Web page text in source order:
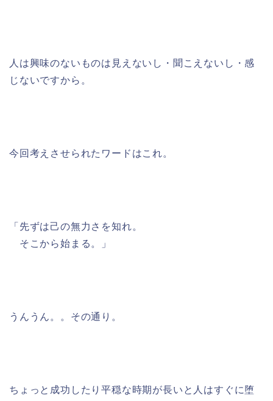
人は興味のないものは見えないし・聞こえないし・感
じないですから。
今回考えさせられたワードはこれ。
「先ずは己の無力さを知れ。
そこから始まる。」
うんうん。。その通り。
ちょっと成功したり平穏な時期が長いと人はすぐに堕